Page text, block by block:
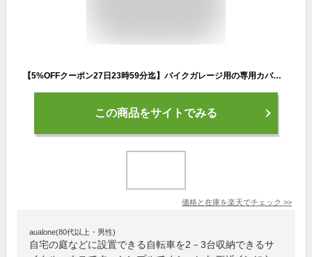
【5%OFFクーポン27日23時59分迄】バイクガレージ用の専用カバー サイクルハウス 替えシート
この商品をサイトでみる
価格と在庫を楽天でチェック >>
aualone(80代以上・男性)
自宅の庭などに設置できる自転車を2－3台収納できるサ